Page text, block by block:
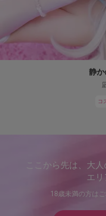
静
コ
ここから先は、大
エ
18歳未満の方は